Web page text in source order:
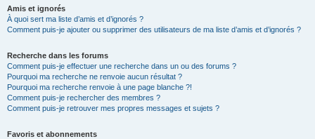
Amis et ignorés
À quoi sert ma liste d’amis et d’ignorés ?
Comment puis-je ajouter ou supprimer des utilisateurs de ma liste d’amis et d’ignorés ?
Recherche dans les forums
Comment puis-je effectuer une recherche dans un ou des forums ?
Pourquoi ma recherche ne renvoie aucun résultat ?
Pourquoi ma recherche renvoie à une page blanche ?!
Comment puis-je rechercher des membres ?
Comment puis-je retrouver mes propres messages et sujets ?
Favoris et abonnements